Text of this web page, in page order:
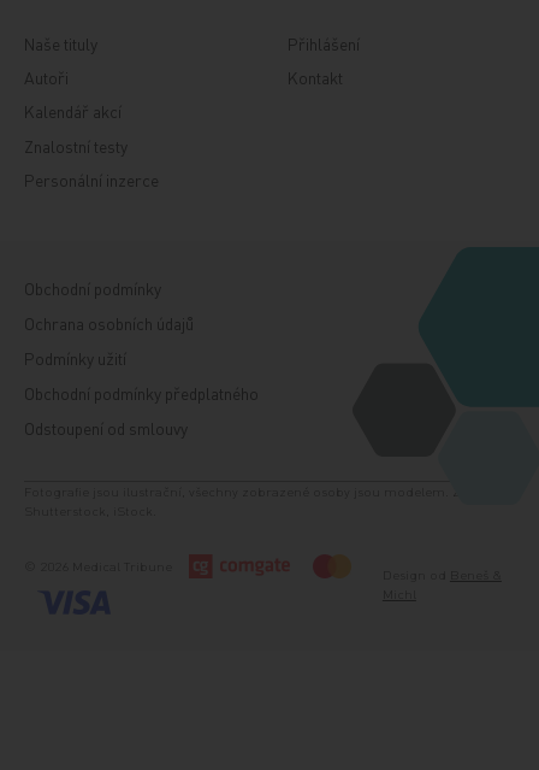
Naše tituly
Autoři
Kalendář akcí
Znalostní testy
Personální inzerce
Přihlášení
Kontakt
Obchodní podmínky
Ochrana osobních údajů
Podmínky užití
Obchodní podmínky předplatného
Odstoupení od smlouvy